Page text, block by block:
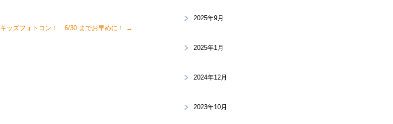
キッズフォトコン！ 6/30 までお早めに！ →
2025年9月
2025年1月
2024年12月
2023年10月